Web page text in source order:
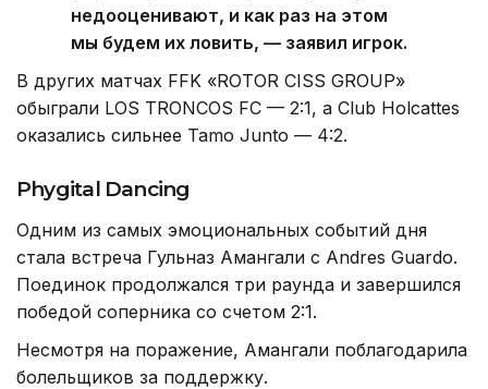
недооценивают, и как раз на этом
мы будем их ловить, — заявил игрок.
В других матчах FFK «ROTOR CISS GROUP»
обыграли LOS TRONCOS FC — 2:1, а Club Holcattes
оказались сильнее Tamo Junto — 4:2.
Phygital Dancing
Одним из самых эмоциональных событий дня
стала встреча Гульназ Амангали с Andres Guardo.
Поединок продолжался три раунда и завершился
победой соперника со счетом 2:1.
Несмотря на поражение, Амангали поблагодарила
болельщиков за поддержку.